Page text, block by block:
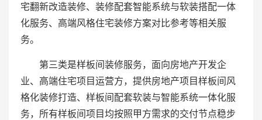
宅翻新改造装修、装修配套智能系统与软装搭配一体
化服务、高端风格住宅装修方案对比参考等相关服
务。
第三类是样板间装修服务，面向房地产开发企
业、高端住宅项目运营方，提供房地产项目样板间风
格化装修打造、样板间配套软装与智能系统一体化服
务，所有样板间项目均按照甲方需求的交付节点稳步